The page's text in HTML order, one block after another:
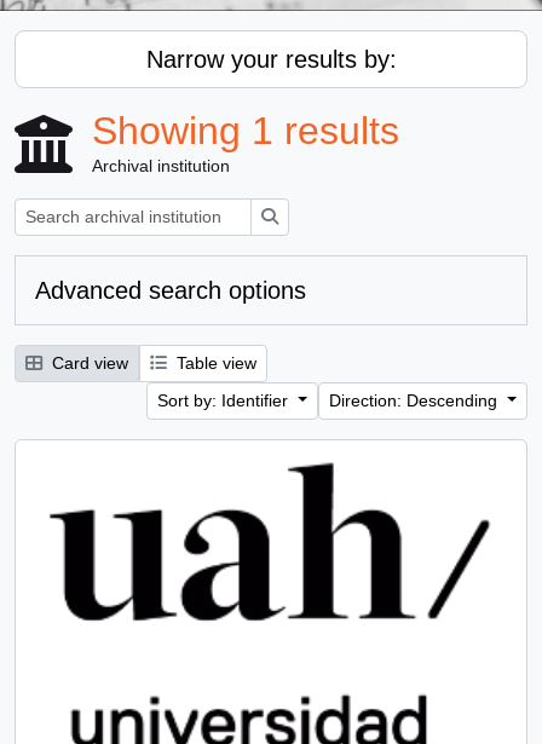
Narrow your results by:
Showing 1 results
Archival institution
Advanced search options
Card view
Table view
Sort by: Identifier
Direction: Descending